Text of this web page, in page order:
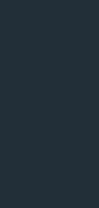
atskirai prie
galime suruošti
pristatyta kaip
Jei
el. paštu: